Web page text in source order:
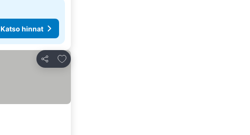
Katso hinnat
Jaa
Lisää suosikkeihin